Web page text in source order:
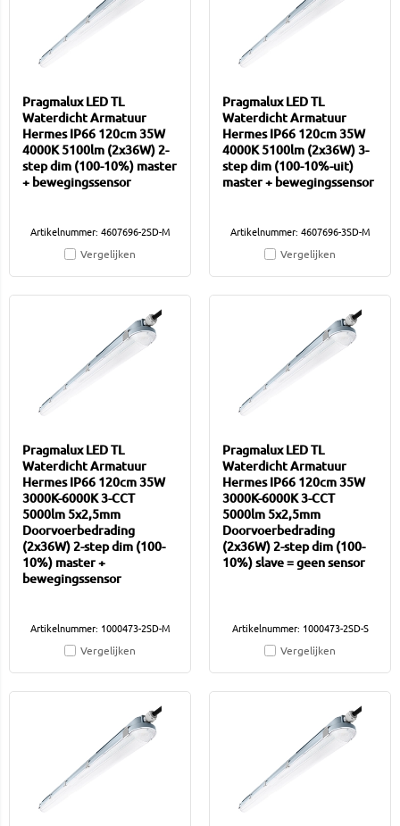
Pragmalux LED TL
Waterdicht Armatuur
Hermes IP66 120cm 35W
4000K 5100lm (2x36W) 2-
step dim (100-10%) master
+ bewegingssensor
Artikelnummer: 4607696-2SD-M
Vergelijken
Pragmalux LED TL
Waterdicht Armatuur
Hermes IP66 120cm 35W
4000K 5100lm (2x36W) 3-
step dim (100-10%-uit)
master + bewegingssensor
Artikelnummer: 4607696-3SD-M
Vergelijken
Pragmalux LED TL
Waterdicht Armatuur
Hermes IP66 120cm 35W
3000K-6000K 3-CCT
5000lm 5x2,5mm
Doorvoerbedrading
(2x36W) 2-step dim (100-
10%) master +
bewegingssensor
Artikelnummer: 1000473-2SD-M
Vergelijken
Pragmalux LED TL
Waterdicht Armatuur
Hermes IP66 120cm 35W
3000K-6000K 3-CCT
5000lm 5x2,5mm
Doorvoerbedrading
(2x36W) 2-step dim (100-
10%) slave = geen sensor
Artikelnummer: 1000473-2SD-S
Vergelijken